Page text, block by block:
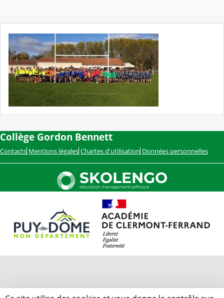
Collège Gordon Bennett
Contacts Mentions légales Chartes d'utilisation Données personnelles